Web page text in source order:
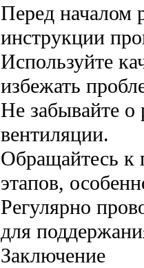
Перед началом
инструкции
Используйте
избежать
Не забывайте о
вентиляции.
Обращайтесь к
этапов,
Регулярно
для
Заключение